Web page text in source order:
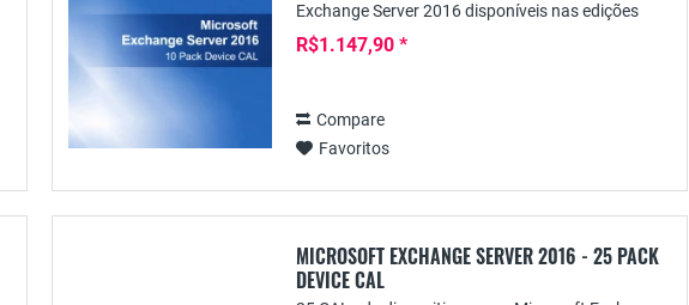
Exchange Server 2016 disponíveis nas edições
Standard e Enterprise é, além da licença real do...
R$1.147,90 *
Compare
Favoritos
MICROSOFT EXCHANGE SERVER 2016 - 25 PACK
DEVICE CAL